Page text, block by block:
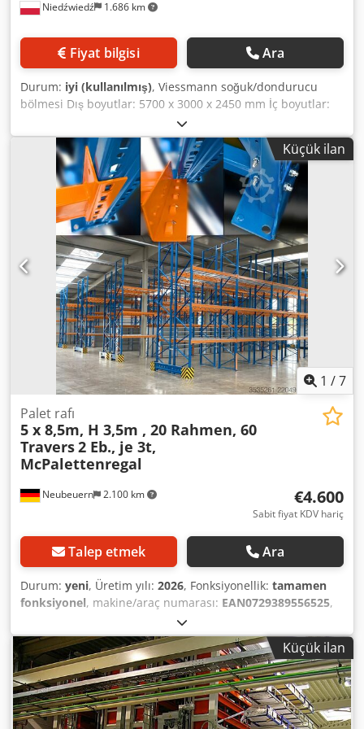
Niedźwiedź 1.686 km
Fiyat bilgisi Ara
Durum: iyi (kullanılmış), Viessmann soğuk/dondurucu
bölmesi Dış boyutlar: 5700 x 3000 x 2450 mm İç boyutlar:
5420 x 2700 x 2150 mm Panel kalınlığı: 150 mm Stok: 1
adet. Kurulumu kolay hazne Ünite ve soğutucu dahildir
Csdeiauifopfx Afwerf Çok çeşitli diğer soğutma
ekipmanlarını da stoklarımızda bulunduruyoruz.
Soğutucular, kompresörler, soğutucular, kondenserler,
chillerler, soğuk odalar, soğutulmuş ve catering mobilyaları
ve restoranlar ve et işleme için makine ve ekipmanlar.
Diğer açık artırmalarımıza bakın veya bizi arayın, her şey
machineseeker'da değil.
Küçük ilan
1 /7
Neubeuern 2.100 km
Palet rafı
5 x 8,5m, H 3,5m , 20 Rahmen, 60
Travers2 Eb., je 3t,
McPalettenregal
€4.600
Sabit fiyat KDV hariç
Talep etmek Ara
Durum: yeni, Üretim yılı: 2026, Fonksiyonellik: tamamen
fonksiyonel, makine/araç numarası: EAN0729389556525,
her depolama bölümü için taşıma kapasitesi:
toplam uzunluk:43.500 mm, toplam yükseklik:3.500 mm,
kolonlar arası açıklık:2.700 mm, raf yüksekliği: 3.500 mm,
raf sırası sayısı:5, palet alanları:135 Euro paletler, çerçeve
yüksekliği:3.500 mm, çerçeve genişliği:1.100 mm, makas
başına yük (maks.):3.000 kg, raf uzunluğu:43.500 mm,
destek uzunluğu:2.700 mm, 5 sıra palet rafı (5 x
Küçük ilan